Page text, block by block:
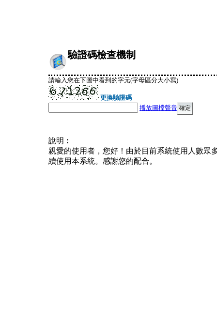
驗證碼檢查機制
請輸入您在下圖中看到的字元(字母區分大小寫)
更換驗證碼
播放圖檔聲音
說明︰
親愛的使用者，您好！由於目前系統使用人數眾
續使用本系統。感謝您的配合。